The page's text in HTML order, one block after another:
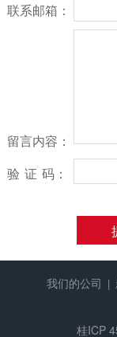
联系邮箱：
留言内容：
验 证 码：
我们的公司 |
桂ICP